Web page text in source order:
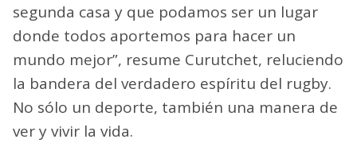
segunda casa y que podamos ser un lugar
donde todos aportemos para hacer un
mundo mejor”, resume Curutchet, reluciendo
la bandera del verdadero espíritu del rugby.
No sólo un deporte, también una manera de
ver y vivir la vida.